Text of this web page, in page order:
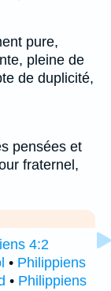
pure,
pleine de
de duplicité,
pensées et
fraternel,
4:2
• Philippiens
• Philippiens